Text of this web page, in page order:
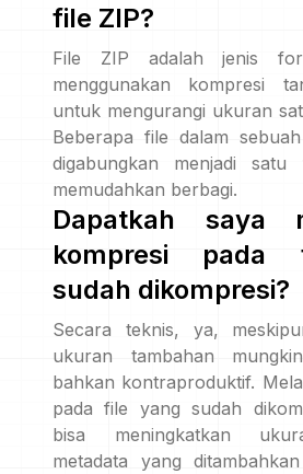
file ZIP?
File ZIP adalah jenis
menggunakan kompresi
untuk mengurangi ukuran
Beberapa file dalam
digabungkan menjadi
memudahkan berbagi.
Dapatkah saya
kompresi pada
sudah dikompresi?
Secara teknis, ya,
ukuran tambahan
bahkan kontraproduktif.
pada file yang sudah
bisa meningkatkan
metadata yang